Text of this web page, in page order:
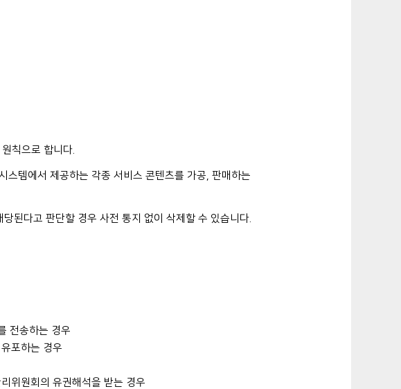
칙으로 합니다.
템에서 제공하는 각종 서비스 콘텐츠를 가공, 판매하는
된다고 판단할 경우 사전 통지 없이 삭제할 수 있습니다.
전송하는 경우
포하는 경우
위원회의 유권해석을 받는 경우